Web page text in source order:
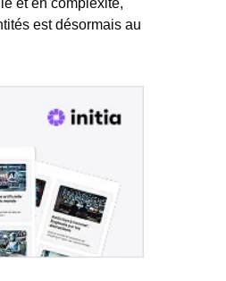
est désormais au